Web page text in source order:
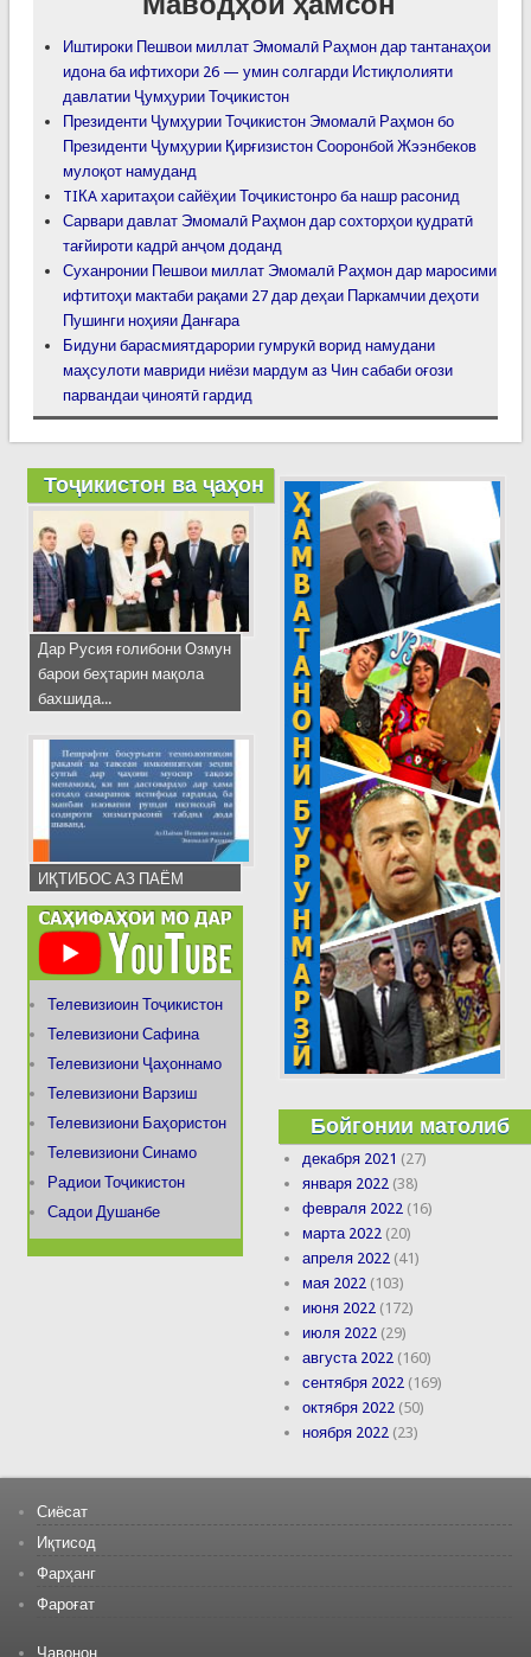
Иштироки Пешвои миллат Эмомалӣ Раҳмон дар тантанаҳои
идона ба ифтихори 26 — умин солгарди Истиқлолияти
давлатии Ҷумҳурии Тоҷикистон
Президенти Ҷумҳурии Тоҷикистон Эмомалӣ Раҳмон бо
Президенти Ҷумҳурии Қирғизистон Сооронбой Жээнбеков
мулоқот намуданд
TIКA харитаҳои сайёҳии Тоҷикистонро ба нашр расонид
Сарвари давлат Эмомалӣ Раҳмон дар сохторҳои қудратӣ
тағйироти кадрӣ анҷом доданд
Суханронии Пешвои миллат Эмомалӣ Раҳмон дар маросими
ифтитоҳи мактаби рақами 27 дар деҳаи Паркамчии деҳоти
Пушинги ноҳияи Данғара
Бидуни барасмиятдарории гумрукӣ ворид намудани
маҳсулоти мавриди ниёзи мардум аз Чин сабаби оғози
парвандаи ҷиноятӣ гардид
Тоҷикистон ва ҷаҳон
Дар Русия ғолибони Озмун
барои беҳтарин мақола
бахшида...
ИҚТИБОС АЗ ПАЁМ
Телевизиоин Тоҷикистон
Телевизиони Сафина
Телевизиони Ҷаҳоннамо
Телевизиони Варзиш
Телевизиони Баҳористон
Телевизиони Синамо
Радиои Тоҷикистон
Садои Душанбе
Бойгонии матолиб
декабря 2021 (27)
января 2022 (38)
февраля 2022 (16)
марта 2022 (20)
апреля 2022 (41)
мая 2022 (103)
июня 2022 (172)
июля 2022 (29)
августа 2022 (160)
сентября 2022 (169)
октября 2022 (50)
ноября 2022 (23)
Сиёсат
Иқтисод
Фарҳанг
Фароғат
Ҷавонон